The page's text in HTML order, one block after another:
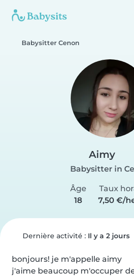
Babysitter Cenon
Aimy
Babysitter in
Âge
18
Taux
7,50 €/
Dernière activité : Il y a 2 jours
bonjours! je m'appelle aimy
j'aime beaucoup m'occuper